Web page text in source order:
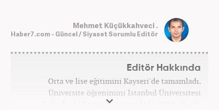
Mehmet Küçükkahveci .
Haber7.com - Güncel / Siyaset Sorumlu Editör
Editör Hakkında
Orta ve lise eğitimini Kayseri'de tamamladı.
Üniversite öğrenimini İstanbul Üniversitesi
Coğrafya bölümünde tamamladı. 2008 yılında